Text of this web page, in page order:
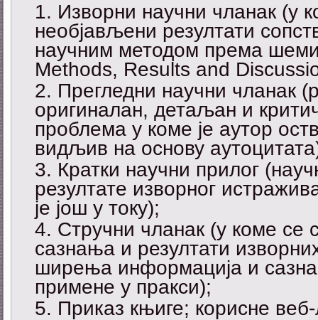
Изворни научни чланак (у
необјављени резултати
научним методом према
Methods, Results and
Прегледни научни чланак
оригиналан, детаљан и
проблема у коме је аутор
видљив на основу
Кратки научни прилог
резултате изворног
је још у току);
Стручни чланак (у коме се
сазнања и резултати
ширења информација и
примене у пракси);
Приказ књиге; корисне веб-